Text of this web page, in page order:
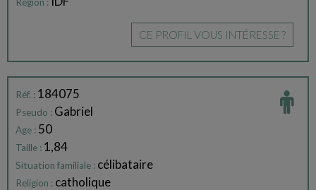
CE PROFIL VOUS INTÉRESSE ?
Réf. : 184075
Pseudo : Gabriel
Age : 50
Taille : 1,84
Situation familiale : célibataire
Religion : catholique